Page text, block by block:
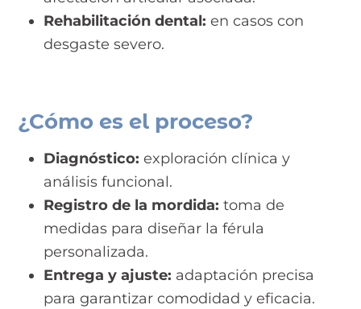
Rehabilitación dental: en casos con
desgaste severo.
¿Cómo es el proceso?
Diagnóstico: exploración clínica y
análisis funcional.
Registro de la mordida: toma de
medidas para diseñar la férula
personalizada.
Entrega y ajuste: adaptación precisa
para garantizar comodidad y eficacia.